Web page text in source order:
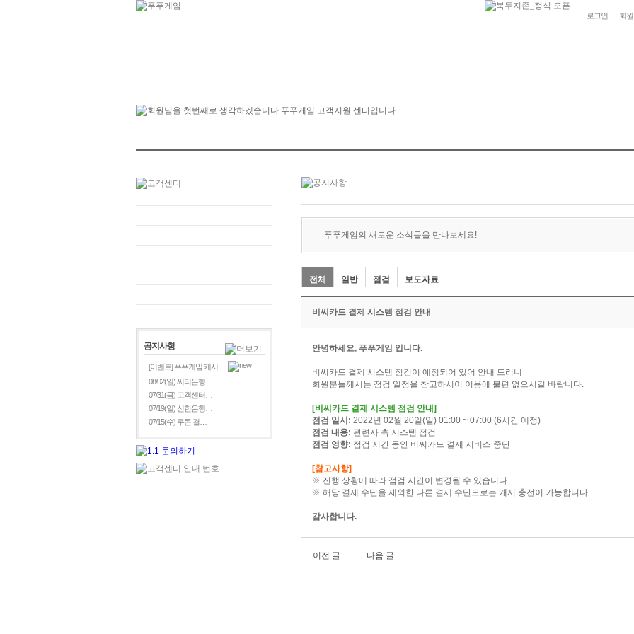
로그인 회
공지사항
[이벤트] 푸푸게임 캐시…
08/02(일) 씨티은행…
07/31(금) 고객센터…
07/19(일) 신한은행…
07/15(수) 쿠콘 결…
푸푸게임의 새로운 소식들을 만나보세요!
전체 일반 점검 보도자료
비씨카드 결제 시스템 점검 안내
안녕하세요, 푸푸게임 입니다.
비씨카드 결제 시스템 점검이 예정되어 있어 안내 드리니
회원분들께서는 점검 일정을 참고하시어 이용에 불편 없으시길 바랍니다.
[비씨카드 결제 시스템 점검 안내]
점검 일시: 2022년 02월 20일(일) 01:00 ~ 07:00 (6시간 예정)
점검 내용: 관련사 측 시스템 점검
점검 영향: 점검 시간 동안 비씨카드 결제 서비스 중단
[참고사항]
※ 진행 상황에 따라 점검 시간이 변경될 수 있습니다.
※ 해당 결제 수단을 제외한 다른 결제 수단으로는 캐시 충전이 가능합니다.
감사합니다.
이전 글 다음 글